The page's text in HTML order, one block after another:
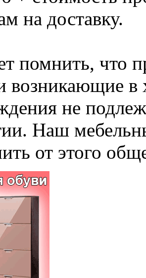
на доставку.
помнить, что
возникающие в
не
Наш
от этого